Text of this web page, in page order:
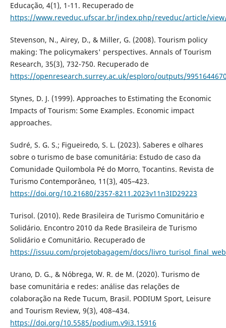
Educação, 4(1), 1-11. Recuperado de
https://www.reveduc.ufscar.br/index.php/reveduc/article/
Stevenson, N., Airey, D., & Miller, G. (2008). Tourism policy
making: The policymakers' perspectives. Annals of Tourism
Research, 35(3), 732-750. Recuperado de
https://openresearch.surrey.ac.uk/esploro/outputs/
Stynes, D. J. (1999). Approaches to Estimating the Economic
Impacts of Tourism: Some Examples. Economic impact
approaches.
Sudré, S. G. S.; Figueiredo, S. L. (2023). Saberes e olhares
sobre o turismo de base comunitária: Estudo de caso da
Comunidade Quilombola Pé do Morro, Tocantins. Revista de
Turismo Contemporâneo, 11(3), 405–423.
https://doi.org/10.21680/2357-8211.2023v11n3ID29223
Turisol. (2010). Rede Brasileira de Turismo Comunitário e
Solidário. Encontro 2010 da Rede Brasileira de Turismo
Solidário e Comunitário. Recuperado de
https://issuu.com/projetobagagem/docs/livro_turisol_final_web
Urano, D. G., & Nóbrega, W. R. de M. (2020). Turismo de
base comunitária e redes: análise das relações de
colaboração na Rede Tucum, Brasil. PODIUM Sport, Leisure
and Tourism Review, 9(3), 408–434.
https://doi.org/10.5585/podium.v9i3.15916